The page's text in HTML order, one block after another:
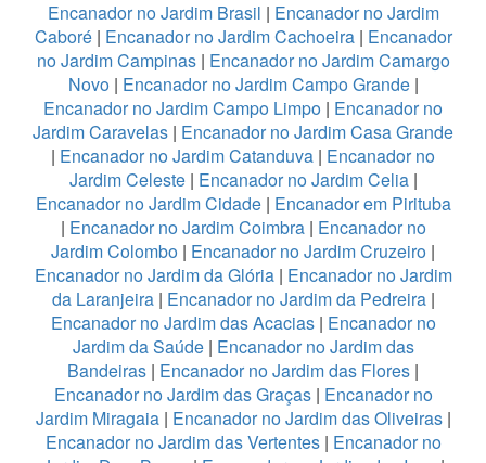
Encanador no Jardim Brasil | Encanador no Jardim
Caboré| Encanador no Jardim Cachoeira| Encanador
no Jardim Campinas| Encanador no Jardim Camargo
Novo| Encanador no Jardim Campo Grande|
Encanador no Jardim Campo Limpo | Encanador no
Jardim Caravelas | Encanador no Jardim Casa Grande
| Encanador no Jardim Catanduva | Encanador no
Jardim Celeste| Encanador no Jardim Celia|
Encanador no Jardim Cidade| Encanador em Pirituba
| Encanador no Jardim Coimbra| Encanador no
Jardim Colombo | Encanador no Jardim Cruzeiro |
Encanador no Jardim da Glória| Encanador no Jardim
da Laranjeira| Encanador no Jardim da Pedreira|
Encanador no Jardim das Acacias| Encanador no
Jardim da Saúde| Encanador no Jardim das
Bandeiras | Encanador no Jardim das Flores |
Encanador no Jardim das Graças| Encanador no
Jardim Miragaia| Encanador no Jardim das Oliveiras|
Encanador no Jardim das Vertentes| Encanador no